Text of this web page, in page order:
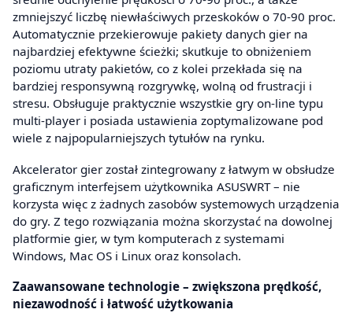
zmniejszyć liczbę niewłaściwych przeskoków o 70-90 proc.
Automatycznie przekierowuje pakiety danych gier na
najbardziej efektywne ścieżki; skutkuje to obniżeniem
poziomu utraty pakietów, co z kolei przekłada się na
bardziej responsywną rozgrywkę, wolną od frustracji i
stresu. Obsługuje praktycznie wszystkie gry on-line typu
multi-player i posiada ustawienia zoptymalizowane pod
wiele z najpopularniejszych tytułów na rynku.
Akcelerator gier został zintegrowany z łatwym w obsłudze
graficznym interfejsem użytkownika ASUSWRT – nie
korzysta więc z żadnych zasobów systemowych urządzenia
do gry. Z tego rozwiązania można skorzystać na dowolnej
platformie gier, w tym komputerach z systemami
Windows, Mac OS i Linux oraz konsolach.
Zaawansowane technologie – zwiększona prędkość,
niezawodność i łatwość użytkowania